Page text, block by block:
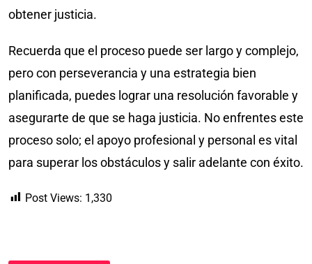
obtener justicia.
Recuerda que el proceso puede ser largo y complejo,
pero con perseverancia y una estrategia bien
planificada, puedes lograr una resolución favorable y
asegurarte de que se haga justicia. No enfrentes este
proceso solo; el apoyo profesional y personal es vital
para superar los obstáculos y salir adelante con éxito.
Post Views: 1,330